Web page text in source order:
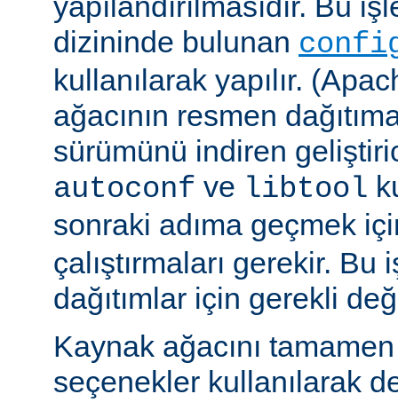
dizininde bulunan
kullanılarak yapılır.
ağacının resmen
sürümünü indiren
autoconf ve libtool
sonraki adıma geçmek
çalıştırmaları gerekir. Bu
dağıtımlar için gerekli
Kaynak ağacını tamamen
seçenekler kullanılarak